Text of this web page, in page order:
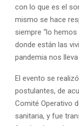
con lo que es el
mismo se hace
siempre “lo
donde están las
pandemia nos
El evento se
postulantes, de
Comité Operativo
sanitaria, y fue